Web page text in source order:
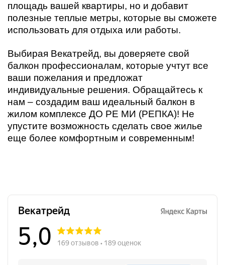
площадь вашей квартиры, но и добавит
полезные теплые метры, которые вы сможете
использовать для отдыха или работы.
Выбирая Векатрейд, вы доверяете свой
балкон профессионалам, которые учтут все
ваши пожелания и предложат
индивидуальные решения. Обращайтесь к
нам – создадим ваш идеальный балкон в
жилом комплексе ДО РЕ МИ (РЕПКА)! Не
упустите возможность сделать свое жилье
еще более комфортным и современным!